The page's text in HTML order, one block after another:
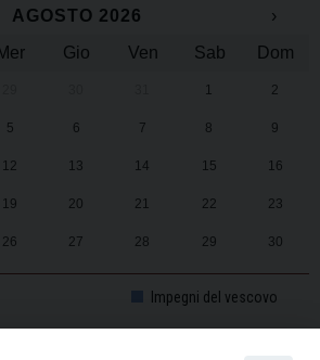
AGOSTO 2026
›
Mer Gio Ven Sab Dom
1 2
5 6 7 8 9
12 13 14 15 16
19 20 21 22 23
26 27 28 29 30
2 3 4 5 6
Impegni del vescovo